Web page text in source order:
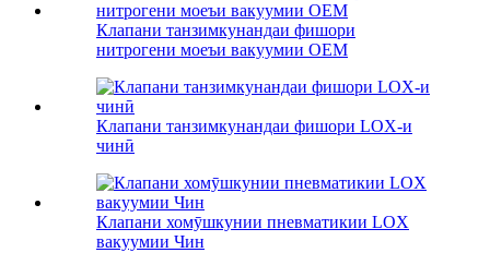
Клапани танзимкунандаи фишори
нитрогени моеъи вакуумии OEM
Клапани танзимкунандаи фишори LOX-и
чинӣ
Клапани хомӯшкунии пневматикии LOX
вакуумии Чин